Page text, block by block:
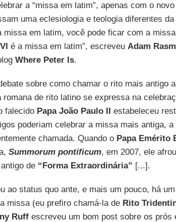
a “missa em latim”, apenas com o
uma eclesiologia e teologia diferentes
missa em latim, você pode ficar com a
é a missa em latim”, escreveu Adam
Where Peter Is.
sobre como chamar o rito mais antigo
romana de rito latino se expressa na
falecido Papa João Paulo II estabeleceu
poderiam celebrar a missa mais antiga,
chamada. Quando o Papa Emérito
Summorum pontificum, em 2007, ele
de “Forma Extraordinária” [...].
ao status quo ante, e mais um pouco, há
missa (eu prefiro chamá-la de Rito
Ruffescreveu um bom post sobre os prós